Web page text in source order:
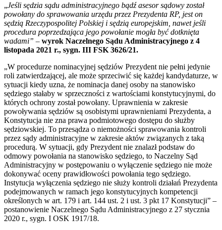
„Jeśli sędzia sądu administracyjnego bądź asesor sądowy został
powołany do sprawowania urzędu przez Prezydenta RP, jest on
sędzią Rzeczypospolitej Polskiej i sędzią europejskim, nawet jeśli
procedura poprzedzająca jego powołanie mogła być dotknięta
wadami” – wyrok Naczelnego Sądu Administracyjnego z 4
listopada 2021 r., sygn. III FSK 3626/21.
„W procedurze nominacyjnej sędziów Prezydent nie pełni jedynie
roli zatwierdzającej, ale może sprzeciwić się każdej kandydaturze, w
sytuacji kiedy uzna, że nominacja danej osoby na stanowisko
sędziego stałaby w sprzeczności z wartościami konstytucyjnymi, do
których ochrony został powołany. Uprawnienia w zakresie
powoływania sędziów są osobistymi uprawnieniami Prezydenta, a
Konstytucja nie zna prawa podmiotowego dostępu do służby
sędziowskiej. To przesądza o niemożności sprawowania kontroli
przez sądy administracyjne w zakresie aktów związanych z taką
procedurą. W sytuacji, gdy Prezydent nie znalazł podstaw do
odmowy powołania na stanowisko sędziego, to Naczelny Sąd
Administracyjny w postępowaniu o wyłączenie sędziego nie może
dokonywać oceny prawidłowości powołania tego sędziego.
Instytucja wyłączenia sędziego nie służy kontroli działań Prezydenta
podejmowanych w ramach jego konstytucyjnych kompetencji
określonych w art. 179 i art. 144 ust. 2 i ust. 3 pkt 17 Konstytucji” –
postanowienie Naczelnego Sądu Administracyjnego z 27 stycznia
2020 r., sygn. I OSK 1917/18.